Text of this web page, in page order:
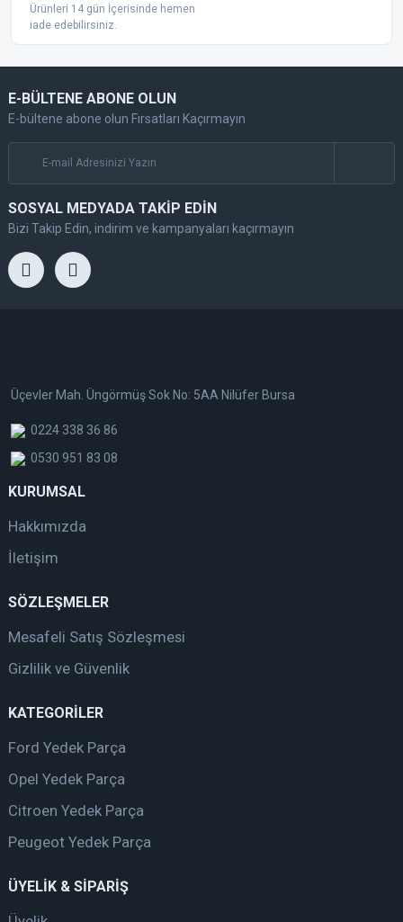
Ürünleri 14 gün İçerisinde hemen
iade edebilirsiniz.
E-BÜLTENE ABONE OLUN
E-bültene abone olun Fırsatları Kaçırmayın
SOSYAL MEDYADA TAKİP EDİN
Bizi Takip Edin, indirim ve kampanyaları kaçırmayın
Üçevler Mah. Üngörmüş Sok No: 5AA Nilüfer Bursa
0224 338 36 86
0530 951 83 08
KURUMSAL
Hakkımızda
İletişim
SÖZLEŞMELER
Mesafeli Satış Sözleşmesi
Gizlilik ve Güvenlik
KATEGORİLER
Ford Yedek Parça
Opel Yedek Parça
Citroen Yedek Parça
Peugeot Yedek Parça
ÜYELİK & SİPARİŞ